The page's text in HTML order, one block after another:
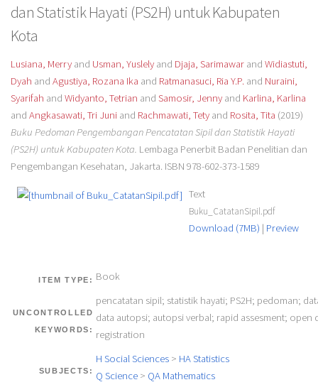
dan Statistik Hayati (PS2H) untuk Kabupaten
Kota
Lusiana, Merryand Usman, Yuslelyand Djaja, Sarimawarand Widiastuti,
Dyah and Agustiya, Rozana Ika and Ratmanasuci, Ria Y.P.and Nuraini,
Syarifah and Widyanto, Tetrian and Samosir, Jennyand Karlina, Karlina
and Angkasawati, Tri Juniand Rachmawati, Tetyand Rosita, Tita (2019)
Buku Pedoman Pengembangan Pencatatan Sipil dan Statistik Hayati
(PS2H) untuk Kabupaten Kota. Lembaga Penerbit Badan Penelitian dan
Pengembangan Kesehatan, Jakarta. ISBN 978-602-373-1589
Text
Buku_CatatanSipil.pdf
Download (7MB) | Preview
ITEM TYPE: Book
UNCONTROLLED
KEYWORDS:
pencatatan sipil; statistik hayati; PS2H; pedoman;
data autopsi; autopsi verbal; rapid assesment; open
registration
SUBJECTS:
H Social Sciences> HA Statistics
Q Science> QA Mathematics